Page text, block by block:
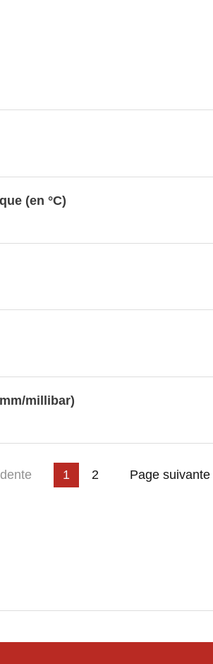
(en °C)
millibar)
1 2 Page suivante